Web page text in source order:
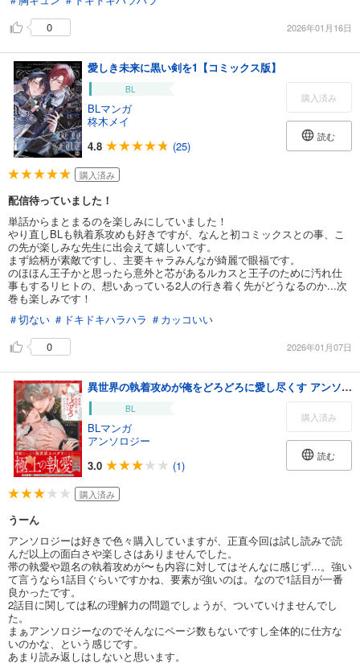
0
2026年01月16日
愛しき未来に黒い剣を1【コミックス版】
BL
BLマンガ
柊木メイ
4.8
(25)
購入済み
読む
購入済み
配信待っていました！
単話からまとまるのを楽しみにしていました！
やり直しBLも執着系攻めも好きですが、なんと初コミックスとの事、こ
の先が楽しみな先生に出会えて嬉しいです。
まず絵柄が素敵ですし、主要キャラみんなが綺麗で眼福です。
のほほん王子かと思ったら意外と芯があるルカスと王子のために汚れ仕
事もするリヒトの、想いあっている2人の行き着く先がどうなるのか...次
巻も楽しみです！
＃切ない ＃ドキドキハラハラ ＃カッコいい
0
2026年01月07日
異世界の執着攻めが俺をどろどろに愛し尽くす アンソロジー
BL
BLマンガ
アンソロジー
3.0
(1)
購入済み
読む
購入済み
うーん
アンソロジーは好きで色々購入していますが、正直今回は試し読みで読
んだ以上の面白さや楽しさはありませんでした。
帯の執愛や題名の執着攻めが〜も内容に対してはそんなに感じず...。強い
て言うなら1話目ぐらいですかね、要素が強いのは。なので1話目が一番
良かったです。
2話目に関しては私の理解力の問題でしょうが、ついていけませんでし
た。
まぁアンソロジーなのでそんなにページ数もないですし全体的に仕方な
いのかな、という感じです。
あまり読み返しはしないと思います。